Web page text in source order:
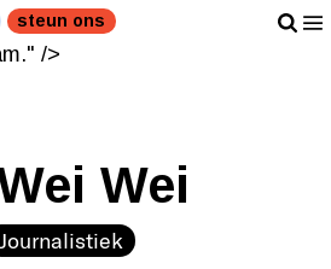
wiens werk net zo mooi is als
kunstenaar wiens werk net
/>
steun ons
Wei
Journalistiek